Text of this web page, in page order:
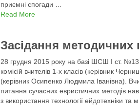
приємні спогади …
Read More
Засідання методичних
28 грудня 2015 року на базі ШСШ І ст.
комісій вчителів 1-х класів (керівник
(керівник Осипенко Людмила Іванівна).
питання сучасних евристичних методів
з використання технології ейдотехніки та